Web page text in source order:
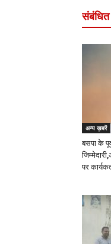
अन्य ख़बरें
बसपा के
पर